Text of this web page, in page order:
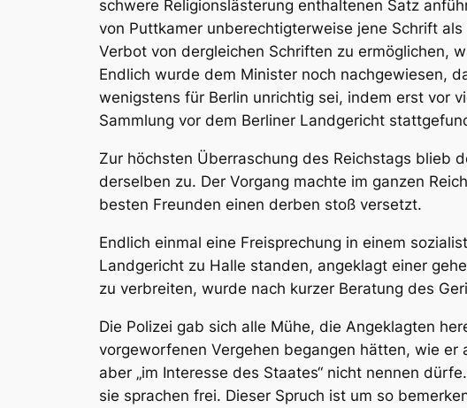
schwere Religionslästerung enthaltenen Satz
von Puttkamer unberechtigterweise jene Schrift
Verbot von dergleichen Schriften zu ermöglichen,
Endlich wurde dem Minister noch nachgewiesen,
wenigstens für Berlin unrichtig sei, indem erst vor
Sammlung vor dem Berliner Landgericht
Zur höchsten Überraschung des Reichstags blieb
derselben zu. Der Vorgang machte im ganzen
besten Freunden einen derben stoß versetzt.
Endlich einmal eine Freisprechung in einem
Landgericht zu Halle standen, angeklagt einer
zu verbreiten, wurde nach kurzer Beratung des
Die Polizei gab sich alle Mühe, die Angeklagten
vorgeworfenen Vergehen begangen hätten, wie
aber „im Interesse des Staates“ nicht nennen
sie sprachen frei. Dieser Spruch ist um so